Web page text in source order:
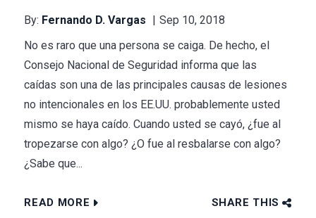
By: Fernando D. Vargas
Sep 10, 2018
No es raro que una persona se caiga. De hecho, el
Consejo Nacional de Seguridad informa que las
caídas son una de las principales causas de lesiones
no intencionales en los EE.UU. probablemente usted
mismo se haya caído. Cuando usted se cayó, ¿fue al
tropezarse con algo? ¿O fue al resbalarse con algo?
¿Sabe que...
READ MORE SHARE THIS